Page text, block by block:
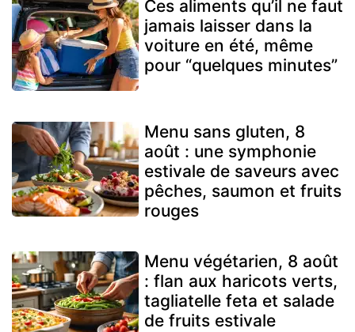
Ces aliments qu’il ne faut
jamais laisser dans la
voiture en été, même
pour “quelques minutes”
Menu sans gluten, 8
août : une symphonie
estivale de saveurs avec
pêches, saumon et fruits
rouges
Menu végétarien, 8 août
: flan aux haricots verts,
tagliatelle feta et salade
de fruits estivale